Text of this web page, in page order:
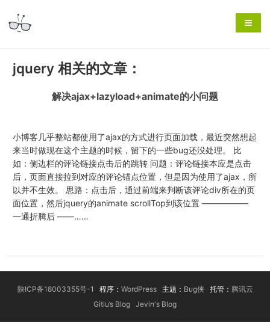
jquery 相关的文章：
解决ajax+lazyload+animate的小问题
小博客几乎整站都使用了ajax的方式进行页面加载，最近突然想起
来当时做现在这个主题的时候，留下的一些bug还没处理。 比
如：侧边栏的评论链接点击后的跳转 问题：评论链接本应是点击
后，页面直接拉到对应的评论锚点位置，但是因为使用了ajax，所
以并不生效。 思路：点击后，通过前端来判断该评论div所在的页
面位置，然后jquery的animate scrollTop到该位置 —————–
一通折腾后 ——……
陕ICP备18003355号-1 程序： WordPress 主题： Bug侠 托管： 腾讯云
Gitiu’s Blog Jevin's Blog